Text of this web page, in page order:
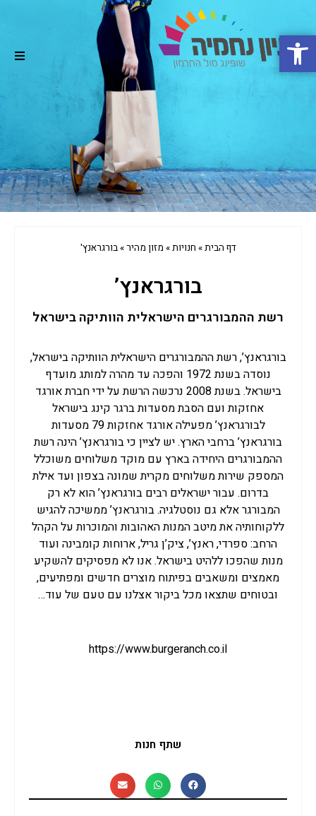
פתח סרגל נגישות
דף הבית» חנויות» מזון מהיר»בורגראנץ'
בורגראנץ’
רשת ההמבורגרים הישראלית הוותיקה בישראל
בורגראנץ’, רשת ההמבורגרים הישראלית הוותיקה בישראל,
נוסדה בשנת 1972 והפכה עד מהרה למותג מועדף
בישראל. בשנת 2008 נרכשה הרשת על ידי חברת אורגד
אחזקות ועם הסבת מסעדות ברגר קינג בישראל
לבורגראנץ’ מפעילה אורגד אחזקות 79 מסעדות
בורגראנץ’ ברחבי הארץ. יש לציין כי בורגראנץ’ הינה רשת
ההמבורגרים היחידה בארץ עם מוקד משלוחים משוכלל
המספק שירות משלוחים מקרית שמונה בצפון ועד אילת
בדרום. עבור ישראלים רבים בורגראנץ’ הוא לא רק
המבורגר אלא גם נוסטלגיה. בורגראנץ’ ממשיכה להגיש
ללקוחותיה את מיטב המנות האהובות והמוכרות על הקהל
הרחב: ספרדי, ראנץ’, ציק’ן גריל, ארוחות קומבינה ועוד
מנות שהפכו ללהיט בישראל. אנו לא מפסיקים להשקיע
מאמצים ומשאבים בפיתוח מוצרים חדשים ומפתיעים,
ובטוחים שתצאו מכל ביקור אצלנו עם טעם של עוד…
https://www.burgeranch.co.il
שתף חנות